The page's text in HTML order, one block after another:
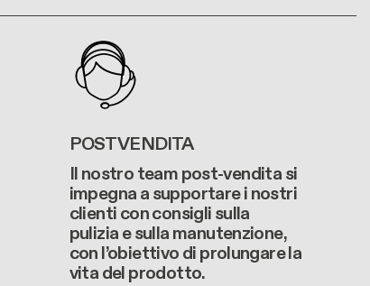
POST VENDITA
Il nostro team post-vendita si
impegna a supportare i nostri
clienti con consigli sulla
pulizia e sulla manutenzione,
con l’obiettivo di prolungare la
vita del prodotto.